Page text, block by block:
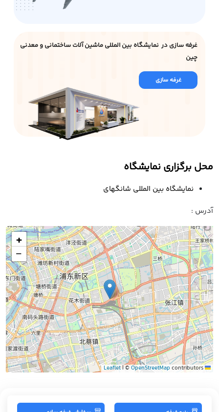
غرفه سازی در نمایشگاه بین المللی ماشین آلات ساختمانی و معدنی
چین
غرفه سازی
محل برگزاری نمایشگاه
نمایشگاه بین المللی شانگهای
آدرس :
+
−
|©OpenStreetMap contributors